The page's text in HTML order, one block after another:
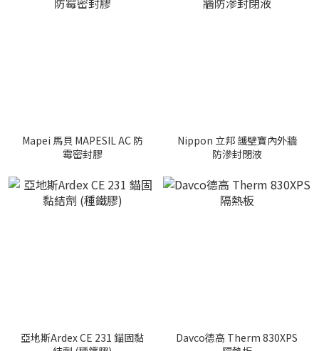
Mapei 馬貝 MAPESIL AC 防
霉密封膠
Nippon 立邦 護壁寶內外牆
防滲封閉液
亞地斯Ardex CE 231 錨固黏
Davco德高 Therm 830XPS